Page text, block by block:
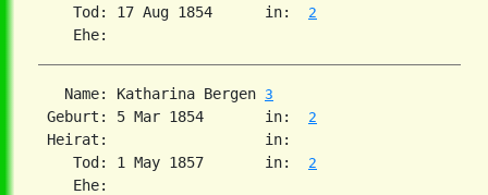
    Tod: 17 Aug 1854      in:
2
   Name: Katharina Bergen
3
Geburt: 5 Mar 1854       in: 2
Heirat:                  in:
    Tod: 1 May 1857       in:
2